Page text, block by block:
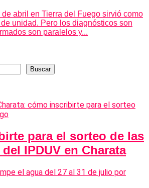
de abril en Tierra del Fuego sirvió como
unidad. Pero los diagnósticos son
son paralelos y...
Buscar
para el sorteo de las
IPDUV en Charata